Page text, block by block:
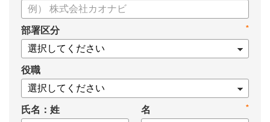
こちらの資料では、
・1on1とは何か？
・1on1の基本的なやり方
・ 1on1 の基本アジェンダと質問例
についてまとめましたので、ぜひお役立てください。
*
部署区分
役職
氏名：姓 *
名